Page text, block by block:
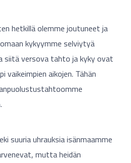
hetkillä olemme joutuneet ja
kykyymme selviytyä
siitä versova tahto ja kyky ovat
vaikeimpien aikojen. Tähän
suuria uhrauksia isänmaamme
mutta heidän